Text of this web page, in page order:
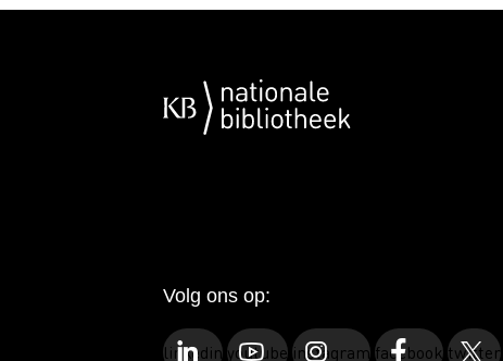
Volg ons op:
linkedinyoutubeinstagramfacebooktwitter